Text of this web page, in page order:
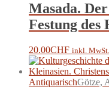
Masada.
Festung des
20.00CHF inkl. MwSt.
AntiquarischGötze,